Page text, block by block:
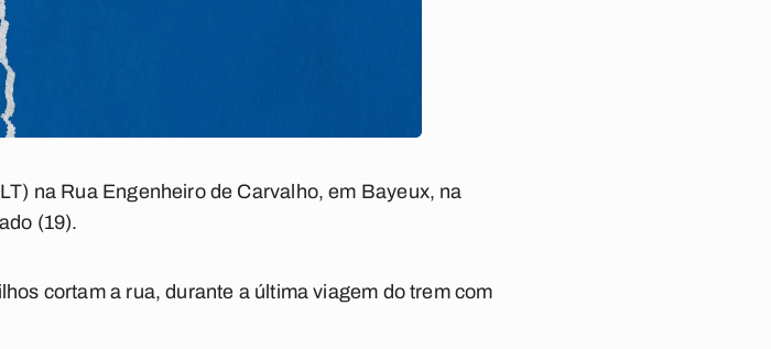
na Rua Engenheiro de Carvalho, em Bayeux, na
(19).
cortam a rua, durante a última viagem do trem com